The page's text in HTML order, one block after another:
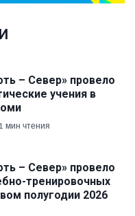
– Север» провело
учения в
1 мин чтения
– Север» провело
тренировочных
полугодии 2026